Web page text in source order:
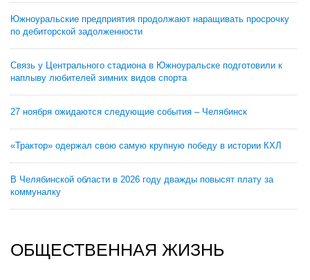
Южноуральские предприятия продолжают наращивать просрочку
по дебиторской задолженности
Связь у Центрального стадиона в Южноуральске подготовили к
наплыву любителей зимних видов спорта
27 ноября ожидаются следующие события – Челябинск
«Трактор» одержал свою самую крупную победу в истории КХЛ
В Челябинской области в 2026 году дважды повысят плату за
коммуналку
ОБЩЕСТВЕННАЯ ЖИЗНЬ